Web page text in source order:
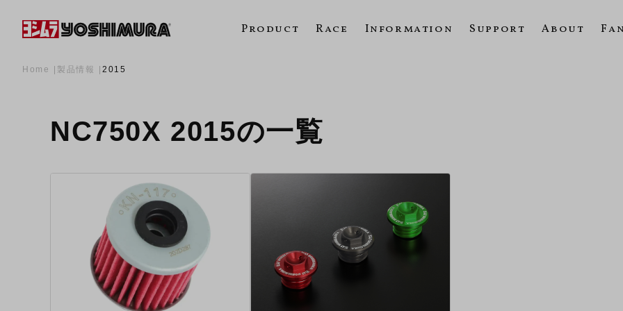
Product Race Information Support About
Home 製品情報 2015
NC750X 2015の一覧